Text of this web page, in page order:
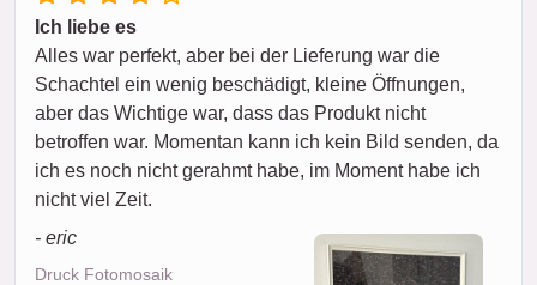
Ich liebe es
Alles war perfekt, aber bei der Lieferung war die
Schachtel ein wenig beschädigt, kleine Öffnungen,
aber das Wichtige war, dass das Produkt nicht
betroffen war. Momentan kann ich kein Bild senden, da
ich es noch nicht gerahmt habe, im Moment habe ich
nicht viel Zeit.
- eric
Druck Fotomosaik